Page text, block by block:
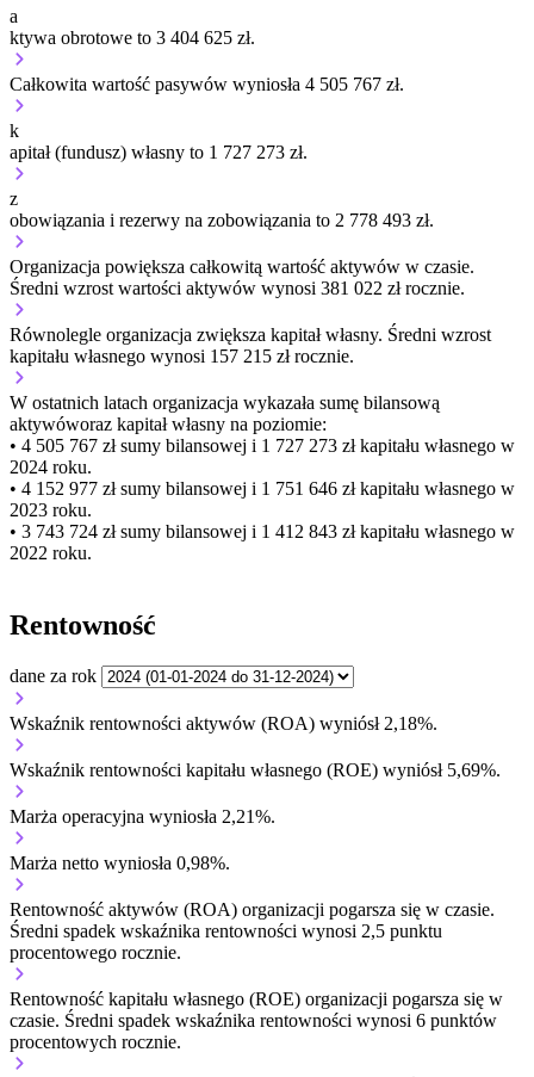
a
ktywa obrotowe to 3 404 625 zł.
Całkowita wartość pasywów wyniosła 4 505 767 zł.
k
apitał (fundusz) własny to 1 727 273 zł.
z
obowiązania i rezerwy na zobowiązania to 2 778 493 zł.
Organizacja powiększa całkowitą wartość aktywów w czasie.
Średni wzrost wartości aktywów wynosi 381 022 zł rocznie.
Równolegle organizacja zwiększa kapitał własny. Średni wzrost
kapitału własnego wynosi 157 215 zł rocznie.
W ostatnich latach organizacja wykazała sumę bilansową
aktywóworaz kapitał własny na poziomie:
• 4 505 767 złsumy bilansowej i 1 727 273 zł kapitału własnego w
2024 roku.
• 4 152 977 złsumy bilansowej i 1 751 646 zł kapitału własnego w
2023 roku.
• 3 743 724 złsumy bilansowej i 1 412 843 zł kapitału własnego w
2022 roku.
Rentowność
dane za rok
Wskaźnik rentowności aktywów (ROA) wyniósł 2,18%.
Wskaźnik rentowności kapitału własnego (ROE) wyniósł 5,69%.
Marża operacyjna wyniosła 2,21%.
Marża netto wyniosła 0,98%.
Rentowność aktywów (ROA) organizacji pogarsza się w czasie.
Średni spadek wskaźnika rentowności wynosi 2,5 punktu
procentowego rocznie.
Rentowność kapitału własnego (ROE) organizacji pogarsza się w
czasie. Średni spadek wskaźnika rentowności wynosi 6 punktów
procentowych rocznie.